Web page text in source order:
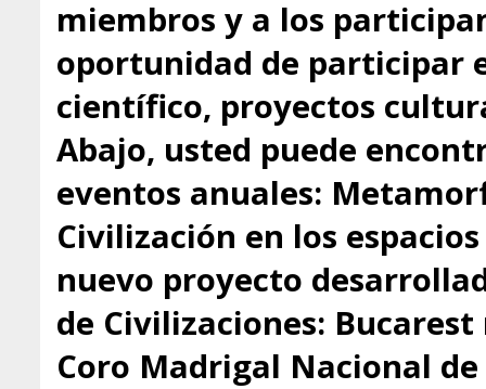
miembros y a los
oportunidad de participar
científico, proyectos
Abajo, usted puede
eventos anuales:
Civilización en los
nuevo proyecto
de Civilizaciones:
Coro Madrigal Nacional